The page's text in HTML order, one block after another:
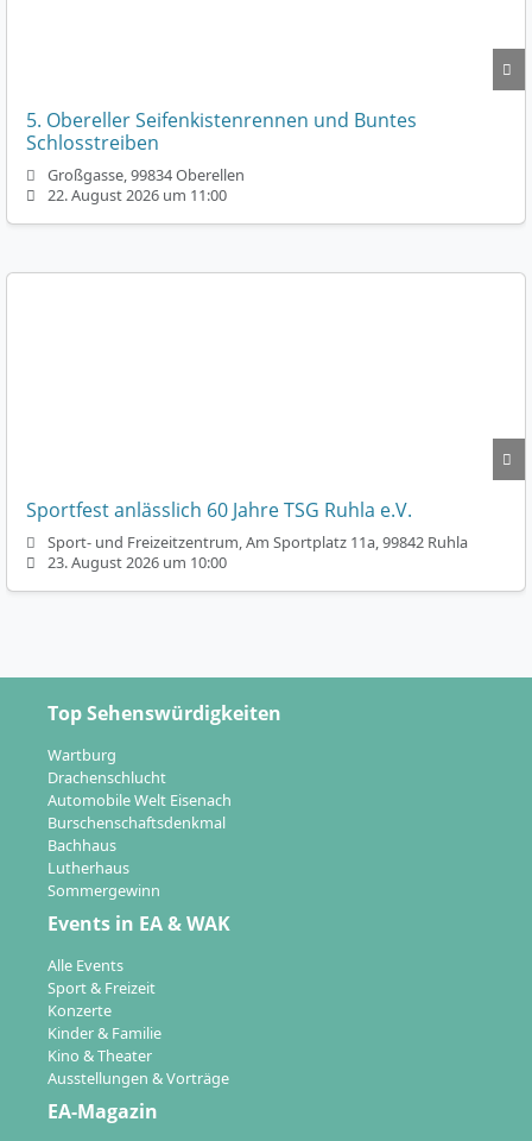
5. Obereller Seifenkistenrennen und Buntes
Schlosstreiben
Großgasse, 99834 Oberellen
22. August 2026 um 11:00
Sportfest anlässlich 60 Jahre TSG Ruhla e.V.
Sport- und Freizeitzentrum, Am Sportplatz 11a, 99842 Ruhla
23. August 2026 um 10:00
Top Sehenswürdigkeiten
Wartburg
Drachenschlucht
Automobile Welt Eisenach
Burschenschaftsdenkmal
Bachhaus
Lutherhaus
Sommergewinn
Events in EA & WAK
Alle Events
Sport & Freizeit
Konzerte
Kinder & Familie
Kino & Theater
Ausstellungen & Vorträge
EA-Magazin